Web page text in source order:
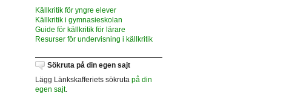
Källkritik för yngre elever
Källkritik i gymnasieskolan
Guide för källkritik för lärare
Resurser för undervisning i källkritik
Sökruta på din egen sajt
Lägg Länkskafferiets sökruta på din
egen sajt.